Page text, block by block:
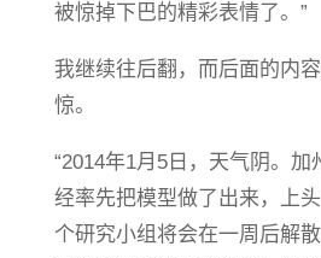
被惊掉下巴的精彩表情了。”
我继续往后翻，而后面的内
惊。
“2014年1月5日，天气阴。加
经率先把模型做了出来，上
个研究小组将会在一周后解